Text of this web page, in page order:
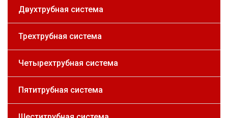
Двухтрубная система
Трехтрубная система
Четырехтрубная система
Пятитрубная система